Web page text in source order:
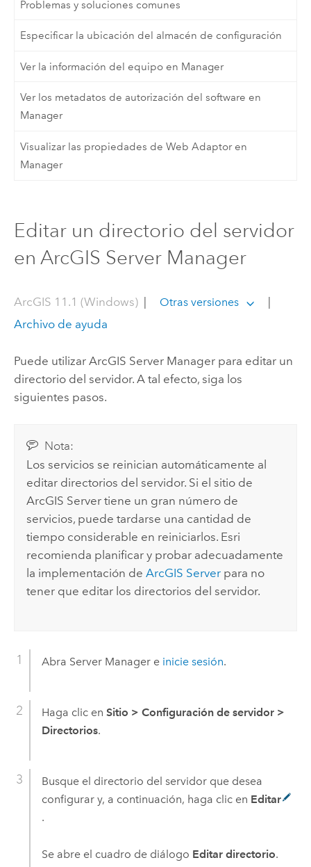
Problemas y soluciones comunes
Especificar la ubicación del almacén de configuración
Ver la información del equipo en Manager
Ver los metadatos de autorización del software en
Manager
Visualizar las propiedades de Web Adaptor en
Manager
Editar un directorio del servidor
en ArcGIS Server Manager
ArcGIS 11.1 (Windows)| Otras versiones
|
Archivo de ayuda
Puede utilizar ArcGIS Server Managerpara editar un
directorio del servidor. A tal efecto, siga los
siguientes pasos.
Nota:
Los servicios se reinician automáticamente al
editar directorios del servidor. Si el sitio de
ArcGIS Server tiene un gran número de
servicios, puede tardarse una cantidad de
tiempo considerable en reiniciarlos. Esri
recomienda planificar y probar adecuadamente
la implementación deArcGIS Server para no
tener que editar los directorios del servidor.
Abra Server Managere inicie sesión.
Haga clic en Sitio > Configuración de servidor >
Directorios.
Busque el directorio del servidor que desea
configurar y, a continuación, haga clic en Editar
.
Se abre el cuadro de diálogo Editar directorio.